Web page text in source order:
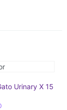
Urinary X 15